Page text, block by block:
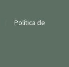
|
Política de